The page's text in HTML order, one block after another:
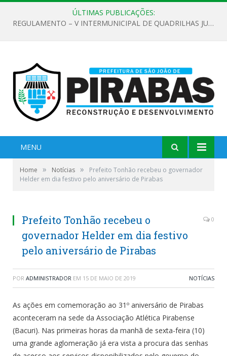
ÚLTIMAS PUBLICAÇÕES:
EDITAL DE CHAMAMENTO PÚBLICO Nº 02/2026
MENU
Home » Notícias »
Prefeito Tonhão recebeu o governador
Helder em dia festivo pelo aniversário de Pirabas
Prefeito Tonhão recebeu o
governador Helder em dia festivo
pelo aniversário de Pirabas
0
POR ADMINISTRADOR EM 15 DE MAIO DE 2019 NOTÍCIAS
As ações em comemoração ao 31º aniversário de Pirabas
aconteceram na sede da Associação Atlética Pirabense
(Bacuri). Nas primeiras horas da manhã de sexta-feira (10)
uma grande aglomeração já era vista a procura das senhas